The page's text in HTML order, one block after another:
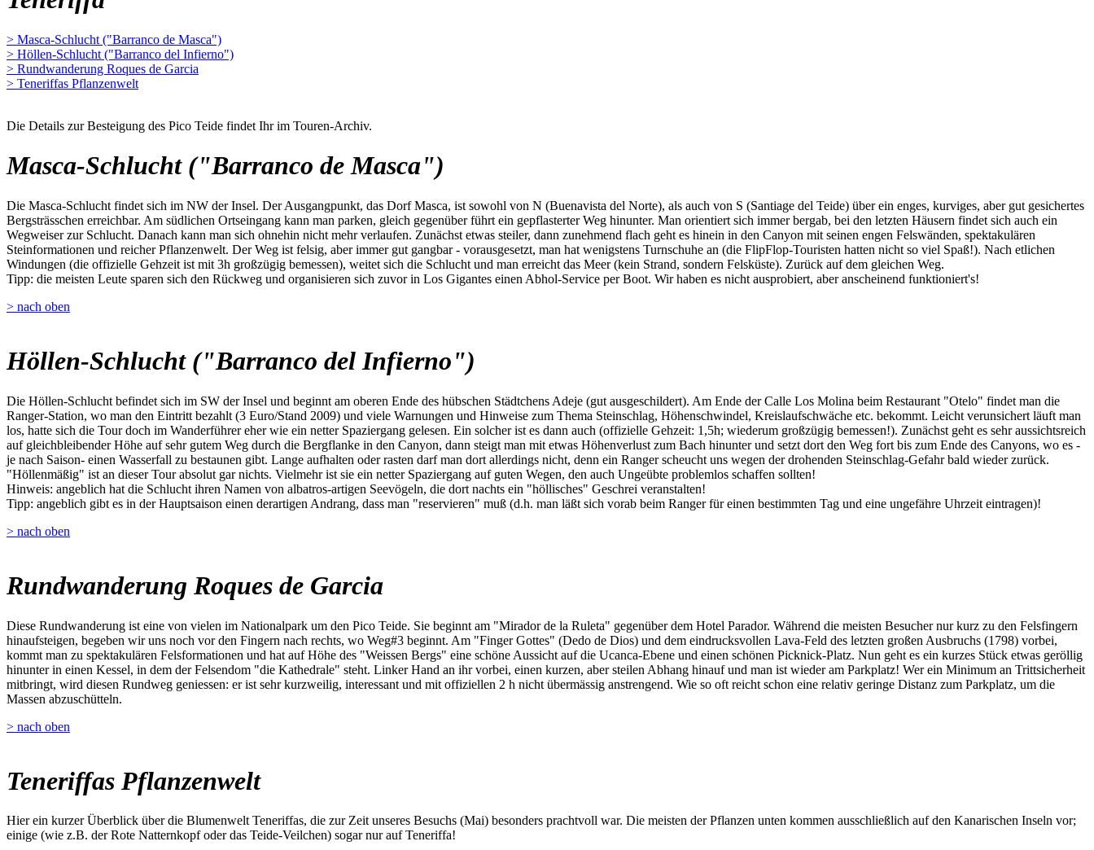
> Masca-Schlucht ("Barranco de Masca")
> Höllen-Schlucht ("Barranco del Infierno")
> Rundwanderung Roques de Garcia
> Teneriffas Pflanzenwelt
Die Details zur Besteigung des Pico Teide findet Ihr im Touren-Archiv.
Masca-Schlucht ("Barranco de Masca")
Die Masca-Schlucht findet sich im NW der Insel. Der Ausgangpunkt, das Dorf Masca, ist sowohl von N (Buenavista del Norte), als auch von S (Santiage del Teide) über ein enges, kurviges, aber gut gesichertes
Bergsträsschen erreichbar. Am südlichen Ortseingang kann man parken, gleich gegenüber führt ein gepflasterter Weg hinunter. Man orientiert sich immer bergab, bei den letzten Häusern findet sich auch ein
Wegweiser zur Schlucht. Danach kann man sich ohnehin nicht mehr verlaufen. Zunächst etwas steiler, dann zunehmend flach geht es hinein in den Canyon mit seinen engen Felswänden, spektakulären
Steinformationen und reicher Pflanzenwelt. Der Weg ist felsig, aber immer gut gangbar - vorausgesetzt, man hat wenigstens Turnschuhe an (die FlipFlop-Touristen hatten nicht so viel Spaß!). Nach etlichen
Windungen (die offizielle Gehzeit ist mit 3h großzügig bemessen), weitet sich die Schlucht und man erreicht das Meer (kein Strand, sondern Felsküste). Zurück auf dem gleichen Weg.
Tipp: die meisten Leute sparen sich den Rückweg und organisieren sich zuvor in Los Gigantes einen Abhol-Service per Boot. Wir haben es nicht ausprobiert, aber anscheinend funktioniert's!
> nach oben
Höllen-Schlucht ("Barranco del Infierno")
Die Höllen-Schlucht befindet sich im SW der Insel und beginnt am oberen Ende des hübschen Städtchens Adeje (gut ausgeschildert). Am Ende der Calle Los Molina beim Restaurant "Otelo" findet man die
Ranger-Station, wo man den Eintritt bezahlt (3 Euro/Stand 2009) und viele Warnungen und Hinweise zum Thema Steinschlag, Höhenschwindel, Kreislaufschwäche etc. bekommt. Leicht verunsichert läuft man
los, hatte sich die Tour doch im Wanderführer eher wie ein netter Spaziergang gelesen. Ein solcher ist es dann auch (offizielle Gehzeit: 1,5h; wiederum großzügig bemessen!). Zunächst geht es sehr aussichtsreich
auf gleichbleibender Höhe auf sehr gutem Weg durch die Bergflanke in den Canyon, dann steigt man mit etwas Höhenverlust zum Bach hinunter und setzt dort den Weg fort bis zum Ende des Canyons, wo es -
je nach Saison- einen Wasserfall zu bestaunen gibt. Lange aufhalten oder rasten darf man dort allerdings nicht, denn ein Ranger scheucht uns wegen der drohenden Steinschlag-Gefahr bald wieder zurück.
"Höllenmäßig" ist an dieser Tour absolut gar nichts. Vielmehr ist sie ein netter Spaziergang auf guten Wegen, den auch Ungeübte problemlos schaffen sollten!
Hinweis: angeblich hat die Schlucht ihren Namen von albatros-artigen Seevögeln, die dort nachts ein "höllisches" Geschrei veranstalten!
Tipp: angeblich gibt es in der Hauptsaison einen derartigen Andrang, dass man "reservieren" muß (d.h. man läßt sich vorab beim Ranger für einen bestimmten Tag und eine ungefähre Uhrzeit eintragen)!
> nach oben
Rundwanderung Roques de Garcia
Diese Rundwanderung ist eine von vielen im Nationalpark um den Pico Teide. Sie beginnt am "Mirador de la Ruleta" gegenüber dem Hotel Parador. Während die meisten Besucher nur kurz zu den Felsfingern
hinaufsteigen, begeben wir uns noch vor den Fingern nach rechts, wo Weg#3 beginnt. Am "Finger Gottes" (Dedo de Dios) und dem eindrucksvollen Lava-Feld des letzten großen Ausbruchs (1798) vorbei,
kommt man zu spektakulären Felsformationen und hat auf Höhe des "Weissen Bergs" eine schöne Aussicht auf die Ucanca-Ebene und einen schönen Picknick-Platz. Nun geht es ein kurzes Stück etwas geröllig
hinunter in einen Kessel, in dem der Felsendom "die Kathedrale" steht. Linker Hand an ihr vorbei, einen kurzen, aber steilen Abhang hinauf und man ist wieder am Parkplatz! Wer ein Minimum an Trittsicherheit
mitbringt, wird diesen Rundweg geniessen: er ist sehr kurzweilig, interessant und mit offiziellen 2 h nicht übermässig anstrengend. Wie so oft reicht schon eine relativ geringe Distanz zum Parkplatz, um die
Massen abzuschütteln.
> nach oben
Teneriffas Pflanzenwelt
Hier ein kurzer Überblick über die Blumenwelt Teneriffas, die zur Zeit unseres Besuchs (Mai) besonders prachtvoll war. Die meisten der Pflanzen unten kommen ausschließlich auf den Kanarischen Inseln vor;
einige (wie z.B. der Rote Natternkopf oder das Teide-Veilchen) sogar nur auf Teneriffa!